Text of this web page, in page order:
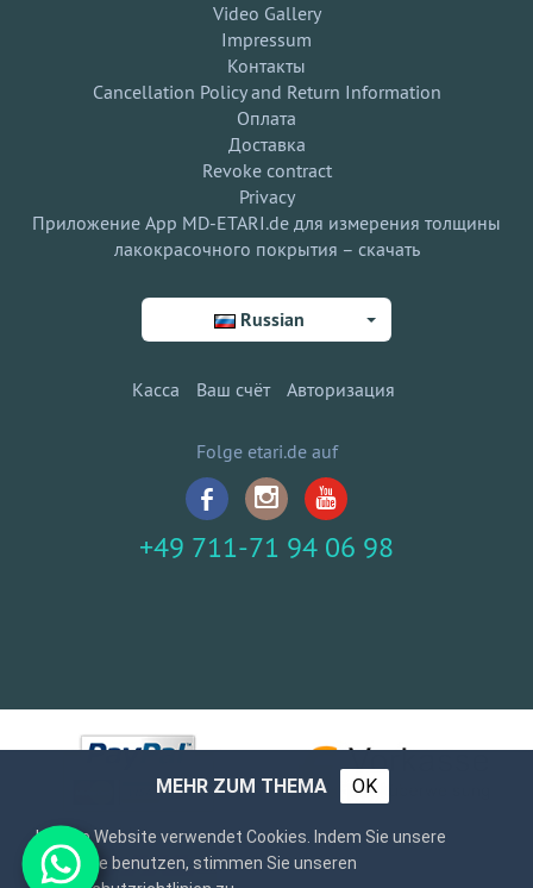
Video Gallery
Impressum
Контакты
Cancellation Policy and Return Information
Оплата
Доставка
Revoke contract
Privacy
Приложение App MD-ETARI.de для измерения толщины
лакокрасочного покрытия – скачать
Russian
Касса Ваш счёт Авторизация
Folge etari.de auf
+49 711-71 94 06 98
MEHR ZUM THEMA OK
Unsere Website verwendet Cookies. Indem Sie unsere
Webseite benutzen, stimmen Sie unseren